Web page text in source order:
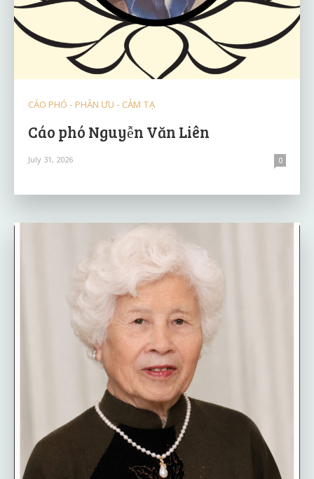
CÁO PHÓ - PHÂN ƯU - CẢM TẠ
Cáo phó Nguyễn Văn Liên
July 31, 2026 0